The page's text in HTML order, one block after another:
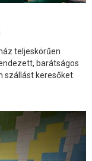
teljeskörűen
barátságos
szállást keresőket.